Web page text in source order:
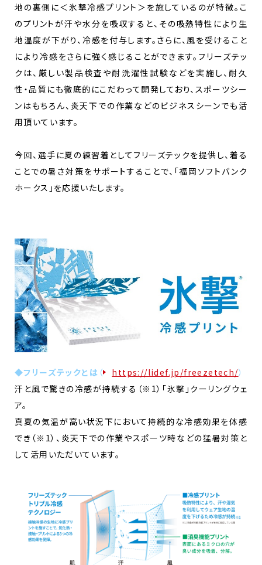
地の裏側に＜氷撃冷感プリント＞を施しているのが特徴。こ
のプリントが汗や水分を吸収すると、その吸熱特性により生
地温度が下がり、冷感を付与します。さらに、風を受けること
により冷感をさらに強く感じることができます。フリーズテッ
クは、厳しい製品検査や耐洗濯性試験などを実施し、耐久
性・品質にも徹底的にこだわって開発しており、スポーツシー
ンはもちろん、炎天下での作業などのビジネスシーンでも活
用頂いています。
今回、選手に夏の練習着としてフリーズテックを提供し、着る
ことでの暑さ対策をサポートすることで、「福岡ソフトバンク
ホークス」を応援いたします。
◆フリーズテックとは （ https://lidef.jp/freezetech/）
汗と風で驚きの冷感が持続する（※1）「氷撃」クーリングウェ
ア。
真夏の気温が高い状況下において持続的な冷感効果を体感
でき（※1）、炎天下での作業やスポーツ時などの猛暑対策と
して活用いただいています。